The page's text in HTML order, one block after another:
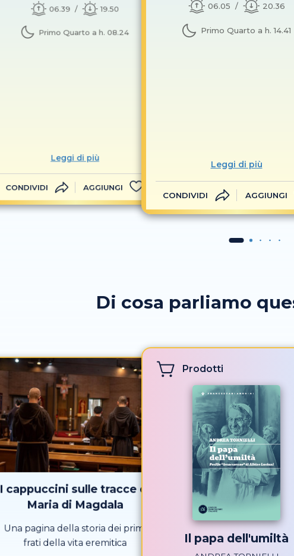
06.39 19.50
Primo Quarto a h. 08.24
Leggi di più
CONDIVIDI AGGIUNGI
06.05 20.36
Primo Quarto a h. 14.41
Leggi di più
CONDIVIDI AGGIUNGI
Di cosa parliamo
I cappuccini sulle tracce di
Maria di Magdala
Una pagina della storia dei primi
frati della vita eremitica
Prodotti
Il papa dell'umiltà